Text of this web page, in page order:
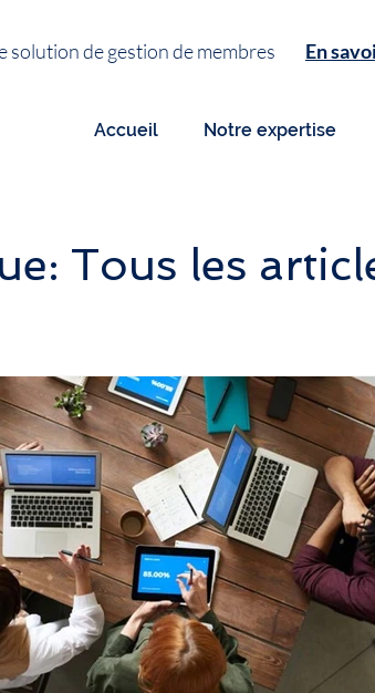
solution de gestion de membres En
Accueil Notre expertise
Tous les